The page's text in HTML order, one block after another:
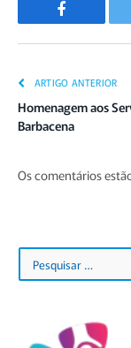
Facebook
ARTIGO ANTERIOR
Homenagem aos
Barbacena
Os comentários